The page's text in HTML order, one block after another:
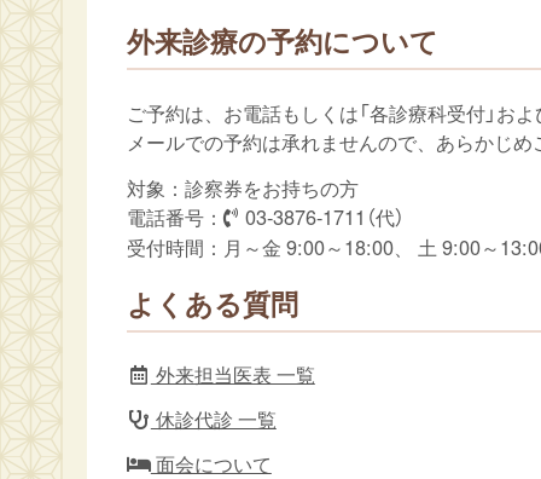
外来診療の予約について
ご予約は、お電話もしくは「各診療科受付」お
メールでの予約は承れませんので、あらかじ
対象：診察券をお持ちの方
電話番号：
03-3876-1711（代）
受付時間：月～金 9:00～18:00、 土 9:00～
よくある質問
外来担当医表 一覧
休診代診 一覧
面会について